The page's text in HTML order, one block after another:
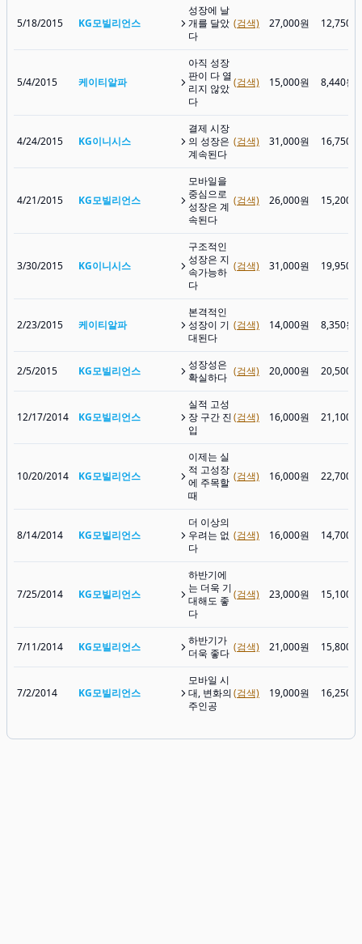
5/18/2015 KG모빌리언스
성장에 날
개를 달았
다
(검색) 27,000원 12,750원
5/4/2015 케이티알파
아직 성장
판이 다 열
리지 않았
다
(검색) 15,000원 8,440원
4/24/2015 KG이니시스
결제 시장
의 성장은
계속된다
(검색) 31,000원 16,750원
4/21/2015 KG모빌리언스
모바일을
중심으로
성장은 계
속된다
(검색) 26,000원 15,200원
3/30/2015 KG이니시스
구조적인
성장은 지
속가능하
다
(검색) 31,000원 19,950원
2/23/2015 케이티알파
본격적인
성장이 기
대된다
(검색) 14,000원 8,350원
2/5/2015 KG모빌리언스
성장성은
확실하다 (검색) 20,000원 20,500원
12/17/2014 KG모빌리언스
실적 고성
장 구간 진
입
(검색) 16,000원 21,100원
10/20/2014 KG모빌리언스
이제는 실
적 고성장
에 주목할
때
(검색) 16,000원 22,700원
8/14/2014 KG모빌리언스
더 이상의
우려는 없
다
(검색) 16,000원 14,700원
7/25/2014 KG모빌리언스
하반기에
는 더욱 기
대해도 좋
다
(검색) 23,000원 15,100원
7/11/2014 KG모빌리언스
하반기가
더욱 좋다 (검색) 21,000원 15,800원
7/2/2014 KG모빌리언스
모바일 시
대, 변화의
주인공
(검색) 19,000원 16,250원